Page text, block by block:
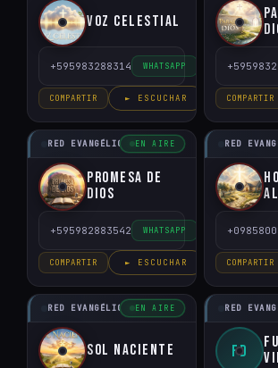
Voz Celestial
+595983288314 WHATSAPP
COMPARTIR ► ESCUCHAR COMPARTIR
RED EVANGÉLICO DEL PARAGUAY
EN AIRE
Promesa de
Dios
+595982883542 WHATSAPP
COMPARTIR ► ESCUCHAR
RED
COMPARTIR
RED EVANGÉLICO DEL PARAGUAY
EN AIRE
Sol Naciente
RED
FD